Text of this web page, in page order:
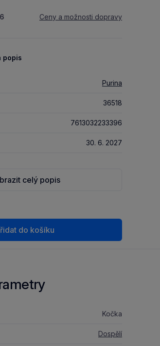
Ceny a možnosti dopravy
popis
Purina
36518
7613032233396
30. 6. 2027
celý popis
do košíku
Kočka
Dospělí